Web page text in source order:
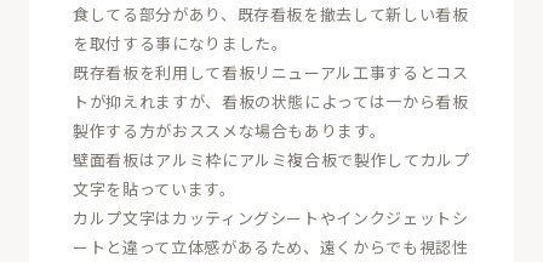
食してる部分があり、既存看板を撤去して新しい看板
を取付する事になりました。
既存看板を利用して看板リニューアル工事するとコス
トが抑えれますが、看板の状態によっては一から看板
製作する方がおススメな場合もあります。
壁面看板はアルミ枠にアルミ複合板で製作してカルプ
文字を貼っています。
カルプ文字はカッティングシートやインクジェットシ
ートと違って立体感があるため、遠くからでも視認性